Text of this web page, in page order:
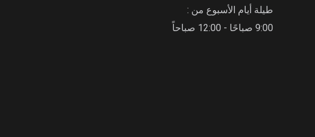
طيلة أيام الأسبوع من :
9:00 صباحًا - 12:00 صباحاً